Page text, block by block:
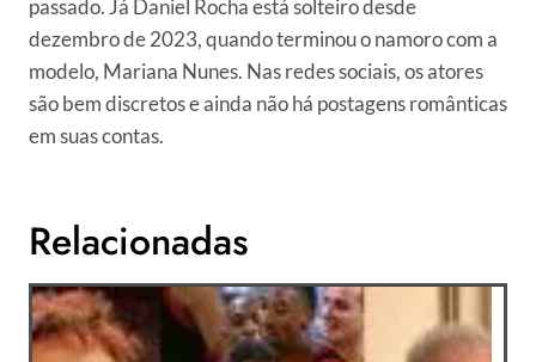
passado. Já Daniel Rocha está solteiro desde
dezembro de 2023, quando terminou o namoro com a
modelo, Mariana Nunes. Nas redes sociais, os atores
são bem discretos e ainda não há postagens românticas
em suas contas.
Relacionadas